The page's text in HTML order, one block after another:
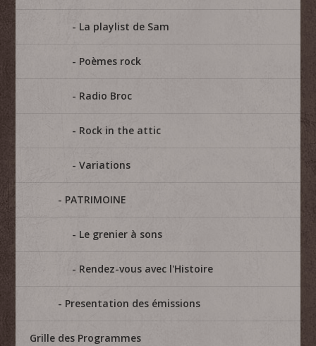
La playlist de Sam
Poèmes rock
Radio Broc
Rock in the attic
Variations
PATRIMOINE
Le grenier à sons
Rendez-vous avec l'Histoire
Presentation des émissions
Grille des Programmes